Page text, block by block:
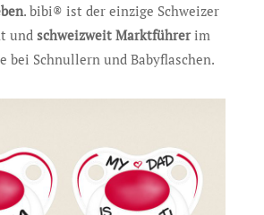
. bibi® ist der einzige Schweizer
und schweizweit Marktführerim
bei Schnullern und Babyflaschen.